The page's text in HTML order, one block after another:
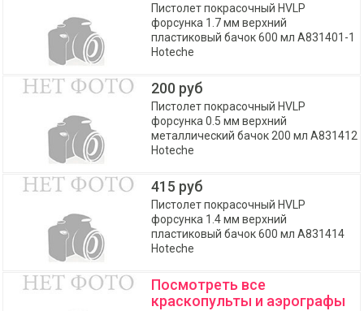
Пистолет покрасочный HVLP
форсунка 1.7 мм верхний
пластиковый бачок 600 мл A831401-1
Hoteche
200 руб
Пистолет покрасочный HVLP
форсунка 0.5 мм верхний
металлический бачок 200 мл A831412
Hoteche
415 руб
Пистолет покрасочный HVLP
форсунка 1.4 мм верхний
пластиковый бачок 600 мл A831414
Hoteche
Посмотреть все
краскопульты и аэрографы